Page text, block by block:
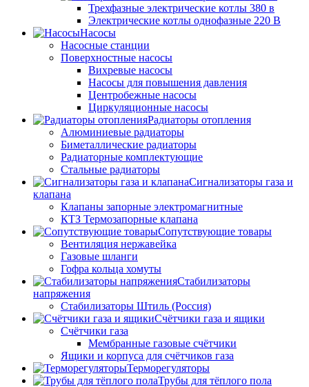
Трехфазные электрические котлы 380 в
Электрические котлы однофазные 220 В
Насосы
Насосные станции
Поверхностные насосы
Вихревые насосы
Насосы для повышения давления
Центробежные насосы
Циркуляционные насосы
Радиаторы отопления
Алюминиевые радиаторы
Биметаллические радиаторы
Радиаторные комплектующие
Стальные радиаторы
Сигнализаторы газа и
клапана
Клапаны запорные электромагнитные
КТЗ Термозапорные клапана
Сопутствующие товары
Вентиляция нержавейка
Газовые шланги
Гофра кольца хомуты
Стабилизаторы
напряжения
Стабилизаторы Штиль (Россия)
Счётчики газа и ящики
Счётчики газа
Мембранные газовые счётчики
Ящики и корпуса для счётчиков газа
Терморегуляторы
Трубы для тёплого пола